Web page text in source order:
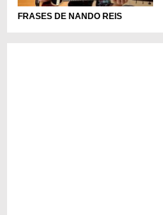
FRASES DE NANDO REIS